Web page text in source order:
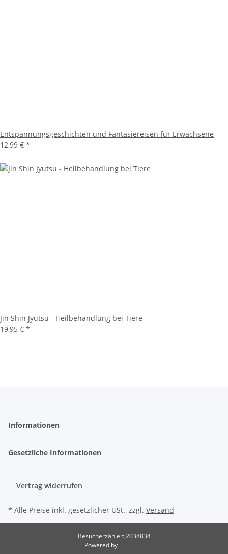
Entspannungsgeschichten und Fantasiereisen für Erwachsene
12,99 € *
Jin Shin Jyutsu - Heilbehandlung bei Tiere
19,95 € *
Informationen
Gesetzliche Informationen
Vertrag widerrufen
* Alle Preise inkl. gesetzlicher USt., zzgl. Versand
Besucherzähler: 2038834
Powered by